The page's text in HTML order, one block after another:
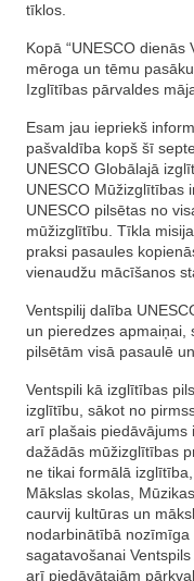
tīklos.
Kopā “UNESCO
mēroga un tēmu
Izglītības pārvaldes
Esam jau iepriekš
pašvaldība kopš šī
UNESCO Globālajā
UNESCO Mūžizglītības
UNESCO pilsētas no
mūžizglītību. Tīkla
praksi pasaules
vienaudžu mācīšanos
Ventspilij dalība
un pieredzes
pilsētām visā pasaulē
Ventspili kā izglītības
izglītību, sākot no
arī plašais piedāvājums
dažādās mūžizglītības
ne tikai formālā
Mākslas skolas,
caurvij kultūras un
nodarbinātībā nozīmīga
sagatavošanai
arī piedāvātajām